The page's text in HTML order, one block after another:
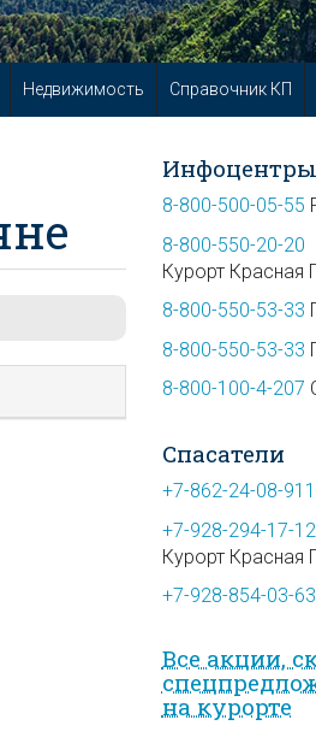
Недвижимость Справочник КП
8-800-500-05-55
8-800-550-20-20
Курорт Красная
8-800-550-53-33
8-800-550-53-33
8-800-100-4-207
Спасатели
+7-862-24-08-911
+7-928-294-17-12
Курорт Красная
+7-928-854-03-63
Все акции,
на курорте